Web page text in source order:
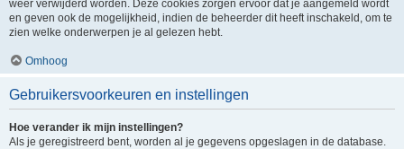
weer verwijderd worden. Deze cookies zorgen ervoor dat je aangemeld wordt
en geven ook de mogelijkheid, indien de beheerder dit heeft inschakeld, om te
zien welke onderwerpen je al gelezen hebt.
Omhoog
Gebruikersvoorkeuren en instellingen
Hoe verander ik mijn instellingen?
Als je geregistreerd bent, worden al je gegevens opgeslagen in de database.